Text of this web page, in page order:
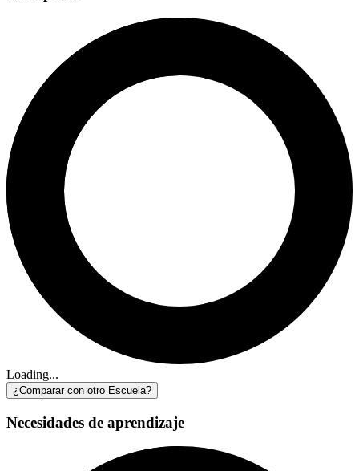
Loading...
¿Comparar con otro Escuela?
Necesidades de aprendizaje